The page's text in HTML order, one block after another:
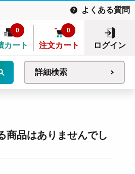
よくある質問
カート
0
注文カート
0
ログイン
詳細検索
商品はありませんでし